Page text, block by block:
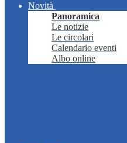
Novità
Panoramica
Le notizie
Le circolari
Calendario eventi
Albo online